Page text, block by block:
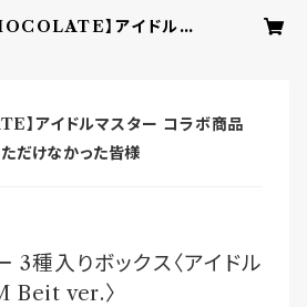
】アイドルマ
】アイドルマスター コラボ商品
だけなかった皆様
3種入りボックス〈アイドル
Beit ver.〉